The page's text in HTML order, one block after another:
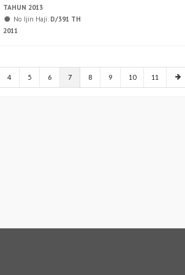
TAHUN 2013
No Ijin Haji: D/391 TH
2011
4 5 6 7 8 9 10 11